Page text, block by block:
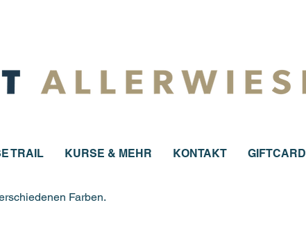
TRAIL KURSE & MEHR KONTAKT GIFTCARD
Farben.